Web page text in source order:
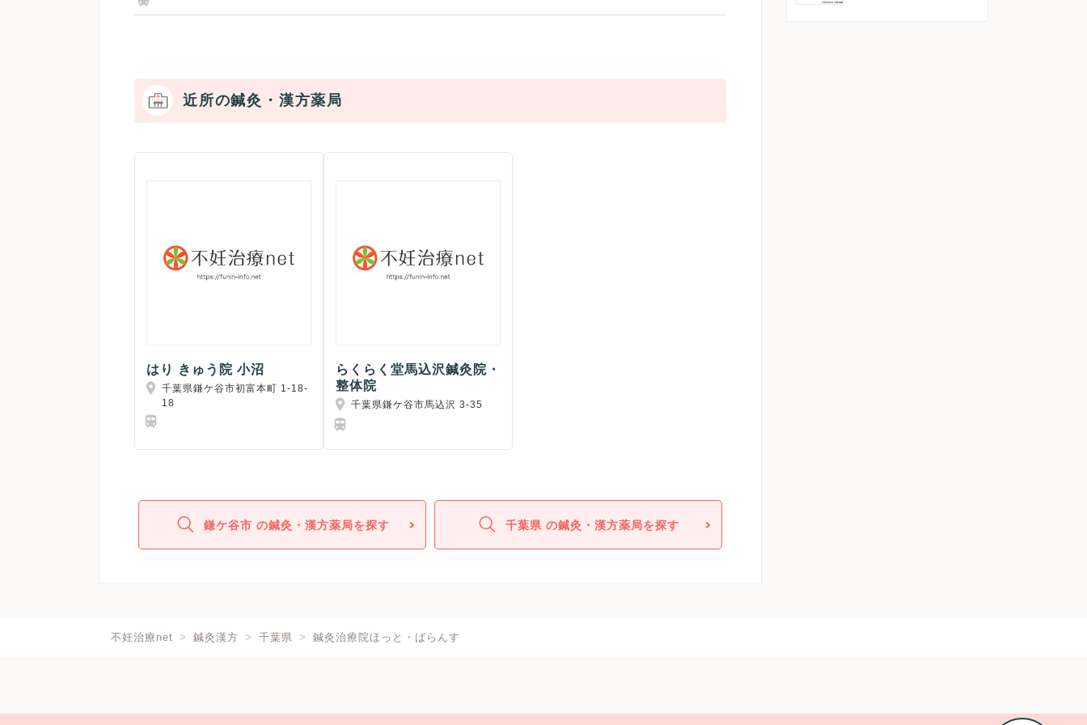
近所の鍼灸・漢方薬局
はり きゅう院 小沼
千葉県鎌ケ谷市初富本町 1-18-
18
らくらく堂馬込沢鍼灸院・
整体院
千葉県鎌ケ谷市馬込沢 3-35
鎌ケ谷市 の鍼灸・漢方薬局を探す 千葉県 の鍼灸・漢方薬局を探す
不妊治療net 鍼灸漢方 千葉県 鍼灸治療院ほっと・ばらんす